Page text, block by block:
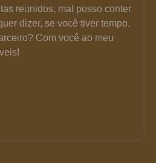
reunidos, mal posso conter
dizer, se você tiver tempo,
Com você ao meu